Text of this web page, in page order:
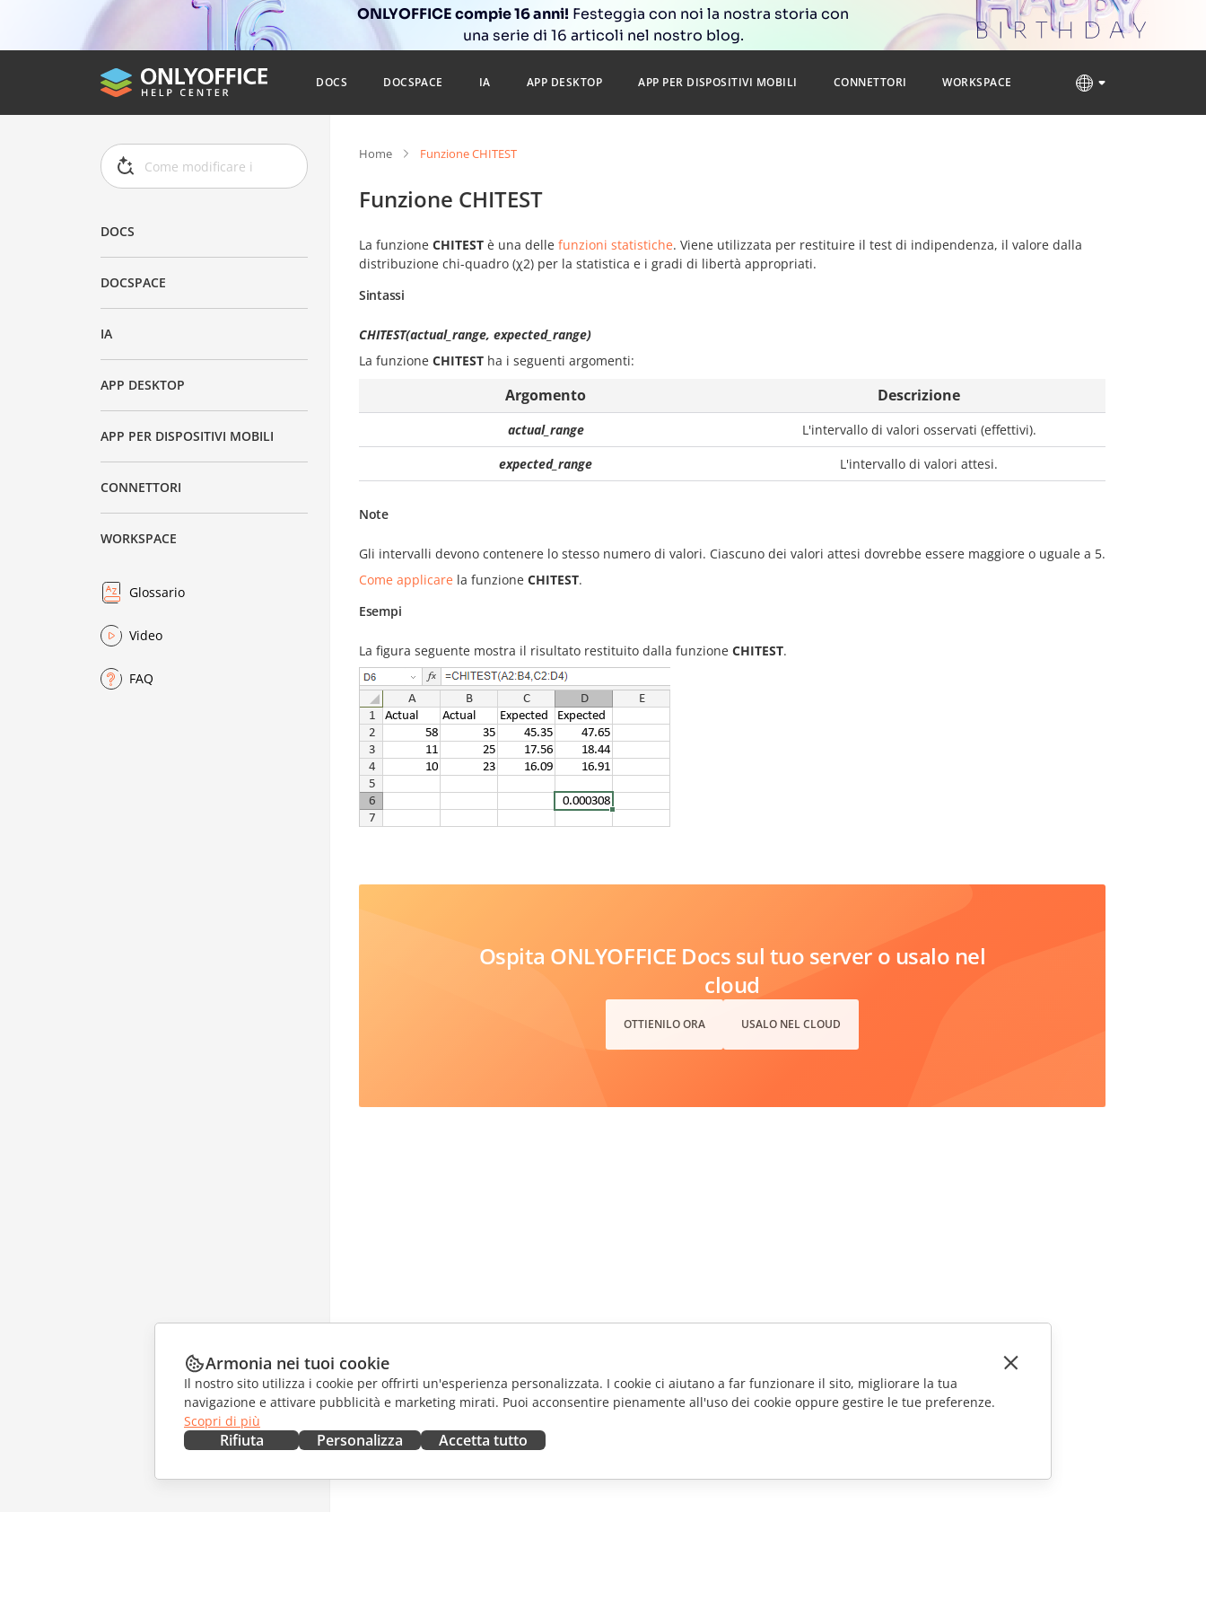
ONLYOFFICE compie 16 anni! Festeggia con noi la nostra storia con
una serie di 16 articoli nel nostro blog.
DOCS DOCSPACE IA APP DESKTOP APP PER DISPOSITIVI MOBILI CONNETTORI WORKSPACE
DOCS
DOCSPACE
IA
APP DESKTOP
APP PER DISPOSITIVI MOBILI
CONNETTORI
WORKSPACE
Glossario
Video
FAQ
Home Funzione CHITEST
Funzione CHITEST
La funzione CHITEST è una delle funzioni statistiche. Viene utilizzata per restituire il test di indipendenza, il valore dalla
distribuzione chi-quadro (χ2) per la statistica e i gradi di libertà appropriati.
Sintassi
CHITEST(actual_range, expected_range)
La funzione CHITEST ha i seguenti argomenti:
Argomento Descrizione
actual_range
L'intervallo di valori osservati (effettivi).
expected_range
L'intervallo di valori attesi.
Note
Gli intervalli devono contenere lo stesso numero di valori. Ciascuno dei valori attesi dovrebbe essere maggiore o uguale a 5.
Come applicare la funzione CHITEST.
Esempi
La figura seguente mostra il risultato restituito dalla funzione CHITEST.
Ospita ONLYOFFICE Docs sul tuo server o usalo nel
cloud
OTTIENILO ORA USALO NEL CLOUD
Armonia nei tuoi cookie
Il nostro sito utilizza i cookie per offrirti un'esperienza personalizzata. I cookie ci aiutano a far funzionare il sito, migliorare la tua
navigazione e attivare pubblicità e marketing mirati. Puoi acconsentire pienamente all'uso dei cookie oppure gestire le tue preferenze.
Scopri di più
Rifiuta Personalizza Accetta tutto